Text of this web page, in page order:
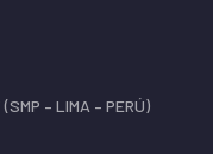
– LIMA – PERÚ)